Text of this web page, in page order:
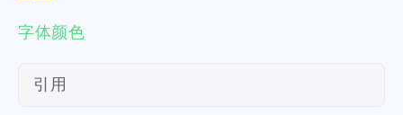
字体颜色
引用